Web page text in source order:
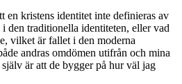
en kristens identitet inte definieras av
den traditionella identiteten, eller vad
vilket är fallet i den moderna
andras omdömen utifrån och mina
är att de bygger på hur väl jag